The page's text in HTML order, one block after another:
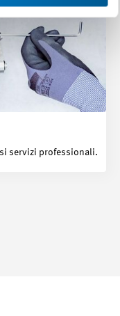
servizi professionali.